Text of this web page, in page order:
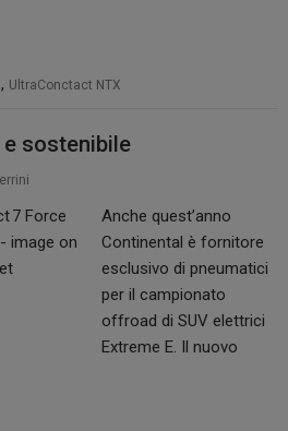
dell’etichetta UE degli
resistenza a
esterna. Continental ha
presentato il
pneumatico di serie più
sostenibile. Il nuovo
UltraContact NXT
combina un’alta
, UltraConctact NTX
sostenibile
Anche quest’anno
Continental è fornitore
esclusivo di pneumatici
per il campionato
offroad di SUV elettrici
Extreme E. Il nuovo